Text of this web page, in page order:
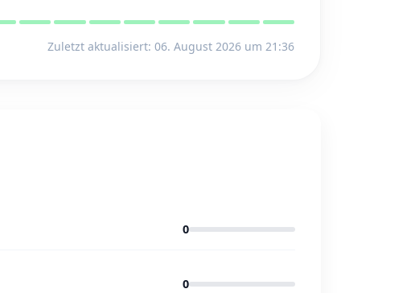
Zuletzt aktualisiert: 06. August 2026 um 21:36
0
0